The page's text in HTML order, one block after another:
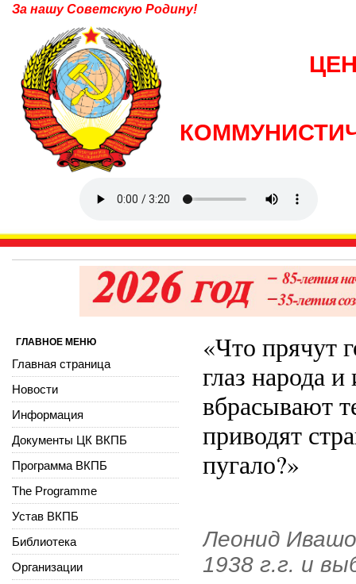
За нашу Советскую Родину!
«Что прячут
глаз народа
вбрасывают
приводят
пугало?»
Леонид
1938 г.г. и
ГЛАВНОЕ МЕНЮ
Главная страница
Новости
Информация
Документы ЦК ВКПБ
Программа ВКПБ
The Programme
Устав ВКПБ
Библиотека
Организации